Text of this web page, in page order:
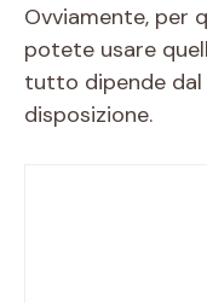
Ovviamente, per
potete usare
tutto dipende
disposizione.